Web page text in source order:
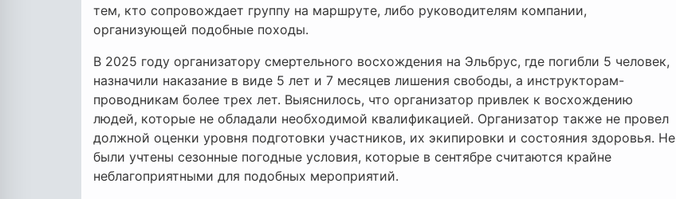
тем, кто сопровождает группу на маршруте, либо руководителям компании,
организующей подобные походы.
В 2025 году организатору смертельного восхождения на Эльбрус, где погибли 5 человек,
назначили наказание в виде 5 лет и 7 месяцев лишения свободы, а инструкторам-
проводникам более трех лет. Выяснилось, что организатор привлек к восхождению
людей, которые не обладали необходимой квалификацией. Организатор также не провел
должной оценки уровня подготовки участников, их экипировки и состояния здоровья. Не
были учтены сезонные погодные условия, которые в сентябре считаются крайне
неблагоприятными для подобных мероприятий.